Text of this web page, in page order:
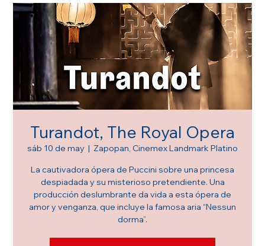
Turandot, The Royal Opera
sáb 10 de may
  |
Zapopan, Cinemex Landmark Platino
La cautivadora ópera de Puccini sobre una princesa
despiadada y su misterioso pretendiente. Una
producción deslumbrante da vida a esta ópera de
amor y venganza, que incluye la famosa aria “Nessun
dorma”.